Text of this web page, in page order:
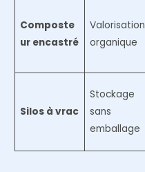
Composte
ur encastré
Valorisation
organique
Silos à vrac
Stockage
sans
emballage